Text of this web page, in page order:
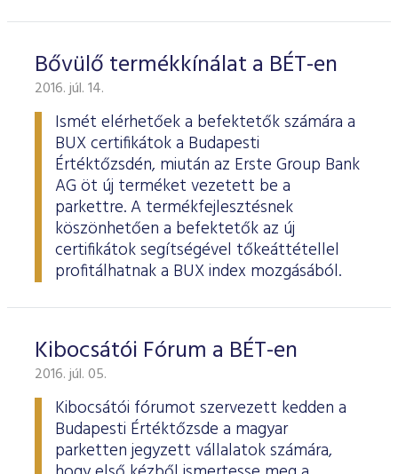
Bővülő termékkínálat a BÉT-en
2016. júl. 14.
Ismét elérhetőek a befektetők számára a
BUX certifikátok a Budapesti
Értéktőzsdén, miután az Erste Group Bank
AG öt új terméket vezetett be a
parkettre. A termékfejlesztésnek
köszönhetően a befektetők az új
certifikátok segítségével tőkeáttétellel
profitálhatnak a BUX index mozgásából.
Kibocsátói Fórum a BÉT-en
2016. júl. 05.
Kibocsátói fórumot szervezett kedden a
Budapesti Értéktőzsde a magyar
parketten jegyzett vállalatok számára,